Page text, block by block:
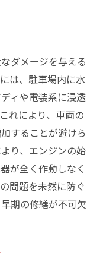
ダメージを与える
は、駐車場内に水
ィや電装系に浸透
れにより、車両の
することが避けら
り、エンジンの始
が全く作動しなく
問題を未然に防ぐ
期の修繕が不可欠